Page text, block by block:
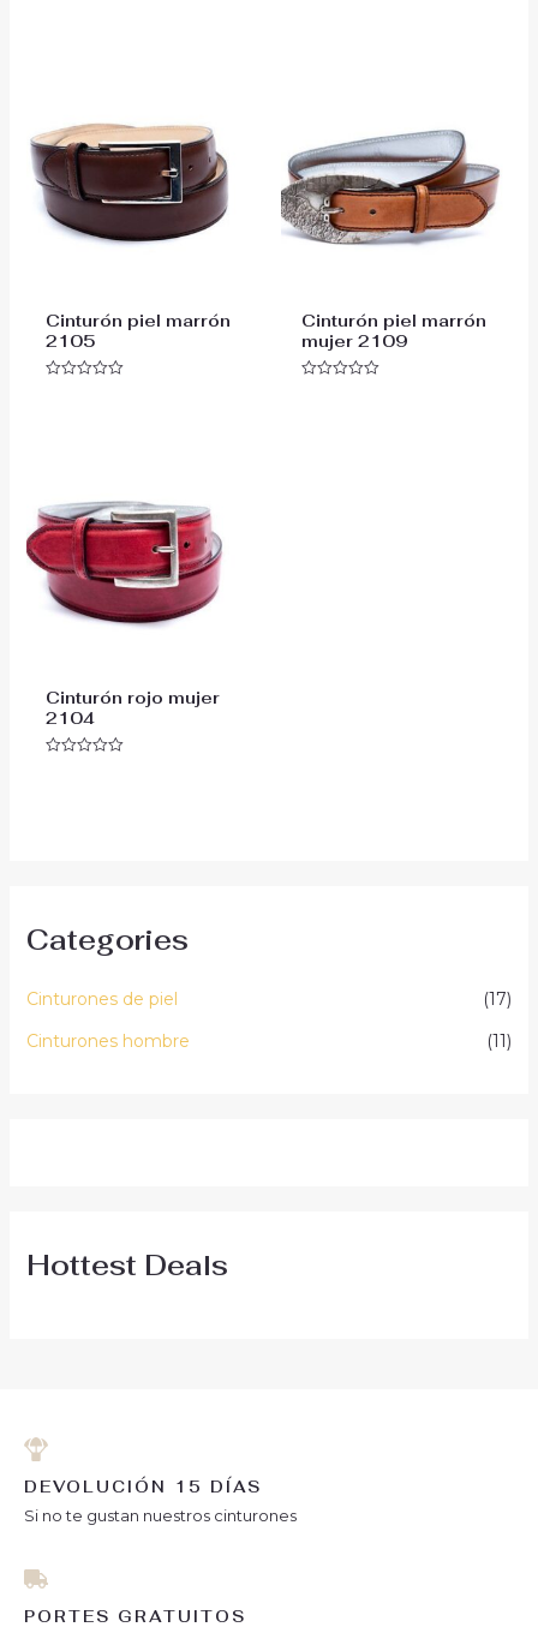
Categories
Cinturones de piel
(17)
Cinturones hombre
(11)
Hottest Deals
Cinturón piel marrón
2105
Cinturón piel marrón
mujer 2109
Cinturón rojo mujer
2104
DEVOLUCIÓN 15 DÍAS
Si no te gustan nuestros cinturones
PORTES GRATUITOS